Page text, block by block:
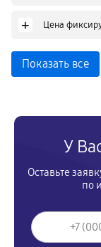
+ Цена
Показать все
У
Оставьте
по